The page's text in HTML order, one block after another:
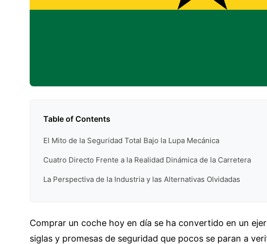
Table of Contents
El Mito de la Seguridad Total Bajo la Lupa Mecánica
Cuatro Directo Frente a la Realidad Dinámica de la Carretera
La Perspectiva de la Industria y las Alternativas Olvidadas
Comprar un coche hoy en día se ha convertido en un
siglas y promesas de seguridad que pocos se paran a